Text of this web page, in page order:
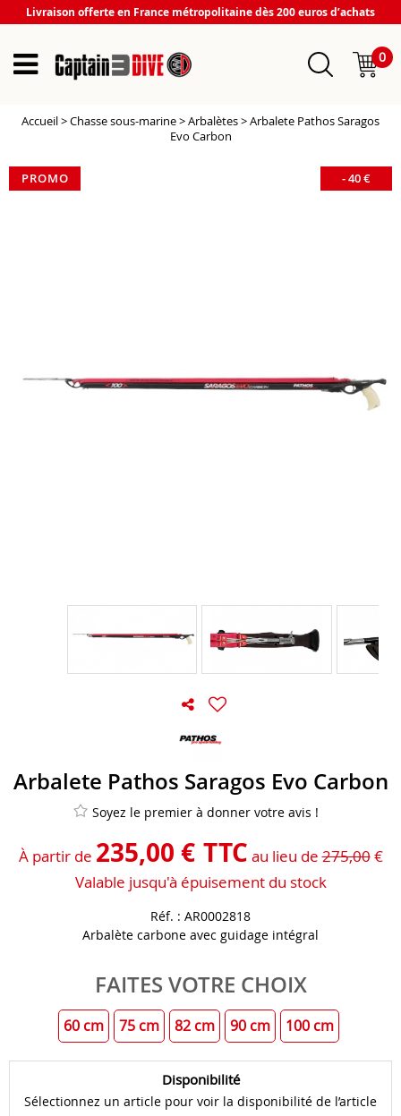
Livraison offerte en France métropolitaine dès 200 euros d’achats
0
Accueil>Chasse sous-marine>Arbalètes>Arbalete Pathos Saragos
Evo Carbon
PROMO -40€
Arbalete Pathos Saragos Evo Carbon
Soyez le premier à donner votre avis !
À partir de 235,00 € TTC au lieu de275,00€
Valable jusqu'à épuisement du stock
Réf. : AR0002818
Arbalète carbone avec guidage intégral
FAITES VOTRE CHOIX
60 cm 75 cm 82 cm 90 cm 100 cm
Disponibilité
Sélectionnez un article pour voir la disponibilité de l’article